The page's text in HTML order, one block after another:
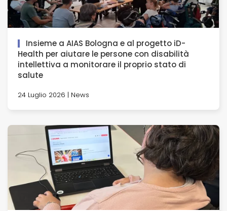
Insieme a AIAS Bologna e al progetto iD-
Health per aiutare le persone con disabilità
intellettiva a monitorare il proprio stato di
salute
24 Luglio 2026 | News